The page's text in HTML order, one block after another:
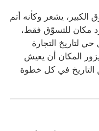
الكبير، يشعر وكأنه أتم
مكان للتسوّق فقط،
لتاريخ التجارة
المكان أن يعيش
التاريخ في كل خطوة